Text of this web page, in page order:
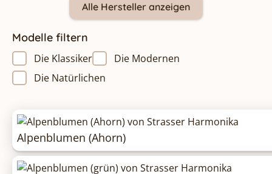
Alle Hersteller anzeigen
Modelle filtern
Die Klassiker
Die Modernen
Die Natürlichen
Alpenblumen (Ahorn)